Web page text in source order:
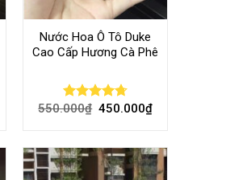
Nước Hoa Ô Tô Duke
Cao Cấp Hương Cà Phê
Rated4.70
550.000₫ 450.000₫